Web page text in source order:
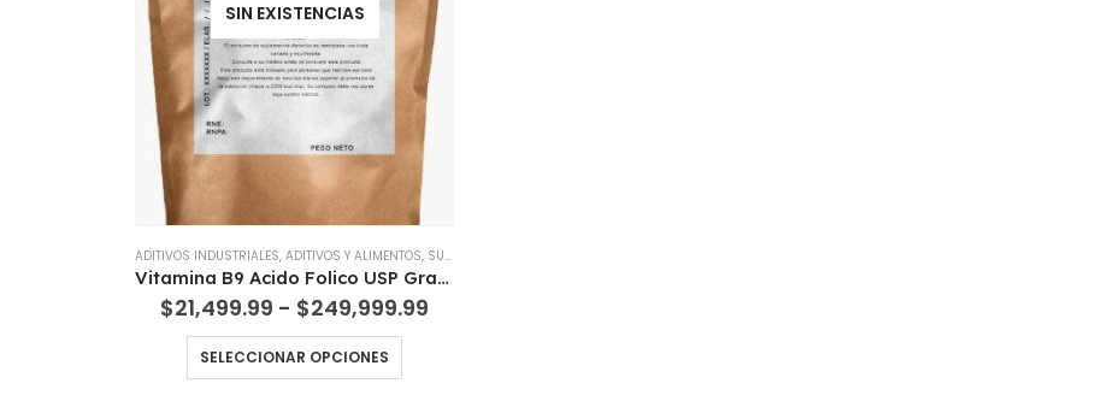
SIN EXISTENCIAS
ADITIVOS INDUSTRIALES, ADITIVOS Y ALIMENTOS, SUPLEMENTOS DIETARIOS
Vitamina B9 Acido Folico USP Grade Maxima Calidad Pureza Importada
$21,499.99 - $249,999.99
SELECCIONAR OPCIONES
producto